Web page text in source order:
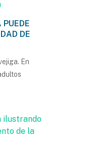
DE
En